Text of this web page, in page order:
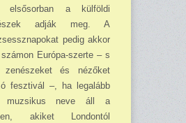
elsősorban a külföldi
adják meg. A
pedig akkor
Európa-szerte – s
és nézőket
fesztivál –, ha legalább
muzsikus neve áll a
akiket Londontól